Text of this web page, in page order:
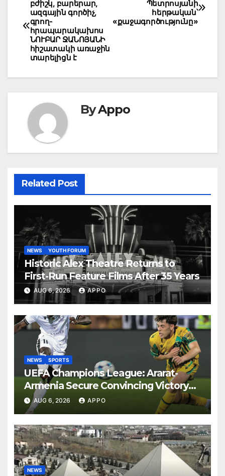
navigation
Պետրոսյանի
հերթական՝
«քաջագործությունը»
բժիշկ, բարերար,
ազգային գործիչ,
գրող-
հրապարակախոս
ՆՈՒԲԱՐ ՋԱՆՈՅԱՆԻ
հիշատակի առաջին
տարելիցն է
ByAppo
Related Post
NEWS YOUTH FORUM
Historic Alex Theatre Returns to
First-Run Feature Films After 35 Years
AUG 6, 2026 APPO
NEWS SPORTS
UEFA Champions League: Ararat-
Armenia Secure Convincing Victory
Over Shamrock Rovers 2-0
AUG 6, 2026 APPO
NEWS